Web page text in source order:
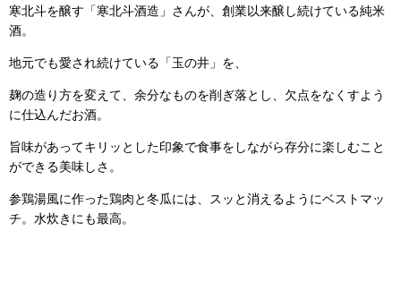
寒北斗を醸す「寒北斗酒造」さんが、創業以来醸し続けている純米
酒。
地元でも愛され続けている「玉の井」を、
麹の造り方を変えて、余分なものを削ぎ落とし、 欠点をなくすよう
に仕込んだお酒。
旨味があってキリッとした印象で食事をしながら存分に楽しむこと
ができる美味しさ。
参鶏湯風に作った鶏肉と冬瓜には、
スッと消えるようにベストマッ
チ。 水炊きにも最高。